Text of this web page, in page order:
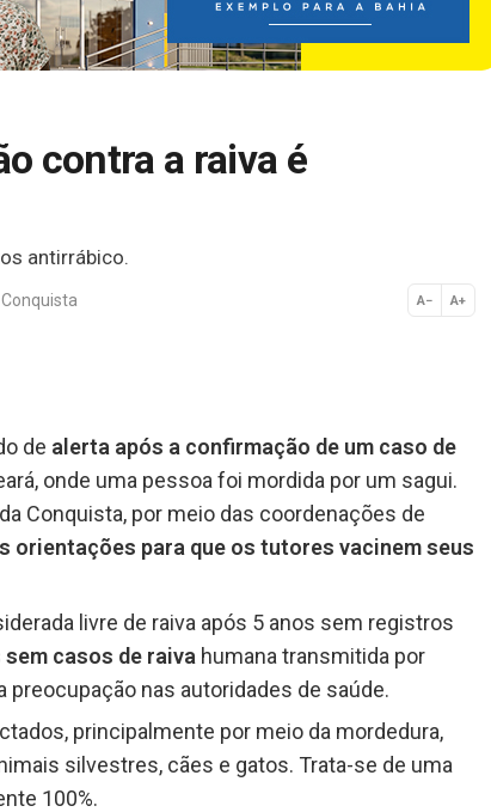
contra a raiva é
antirrábico.
A− A+
Normal
de alerta após a confirmação de um caso de
onde uma pessoa foi mordida por um sagui.
Conquista, por meio das coordenações de
orientações para que os tutores vacinem seus
livre de raiva após 5 anos sem registros
casos de raiva humana transmitida por
nas autoridades de saúde.
principalmente por meio da mordedura,
silvestres, cães e gatos. Trata-se de uma
100%.